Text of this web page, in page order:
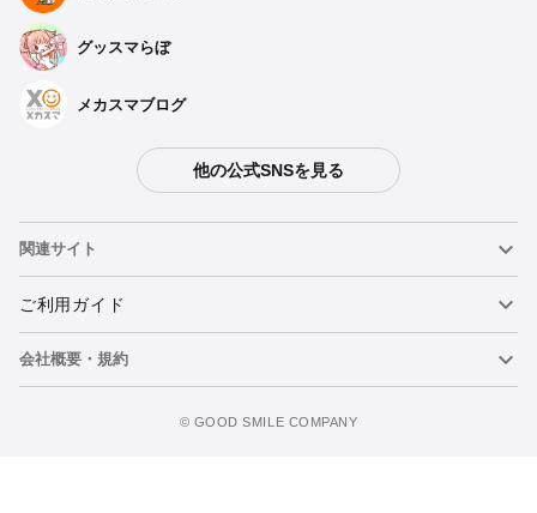
グッスマらぼ
メカスマブログ
他の公式SNSを見る
関連サイト
ねんどろいど
ねんどろいどフェイスメーカー
ご利用ガイド
重要なお知らせ
会社概要・規約
©️ GOOD SMILE COMPANY